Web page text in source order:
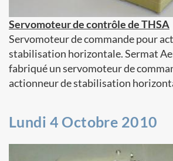
Servomoteur de contrôle de THSA
Servomoteur de commande pour
stabilisation horizontale. Sermat
fabriqué un servomoteur de
actionneur de stabilisation
Lundi 4 Octobre 2010